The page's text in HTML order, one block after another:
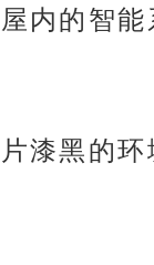
内的智能
漆黑的